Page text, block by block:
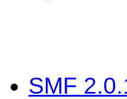
SMF